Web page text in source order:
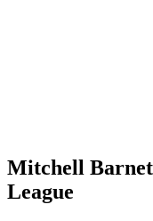
Mitchell
League